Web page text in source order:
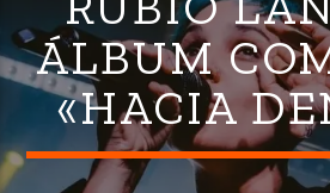
ÁLBUM
«HACIA